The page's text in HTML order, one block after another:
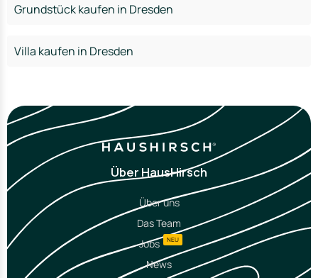
Grundstück kaufen in Dresden
Villa kaufen in Dresden
Über HausHirsch
Über uns
Das Team
Jobs
NEU
News